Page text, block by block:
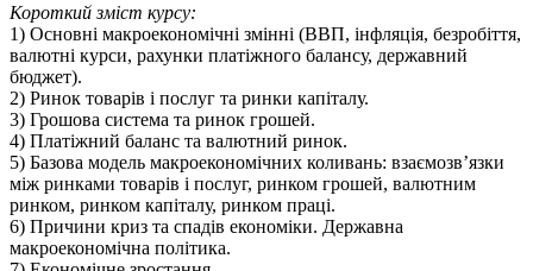
Короткий зміст курсу:
1) Основні макроекономічні змінні (ВВП, інфляція, безробіття,
валютні курси, рахунки платіжного балансу, державний
бюджет).
2) Ринок товарів і послуг та ринки капіталу.
3) Грошова система та ринок грошей.
4) Платіжний баланс та валютний ринок.
5) Базова модель макроекономічних коливань: взаємозв’язки
між ринками товарів і послуг, ринком грошей, валютним
ринком, ринком капіталу, ринком праці.
6) Причини криз та спадів економіки. Державна
макроекономічна політика.